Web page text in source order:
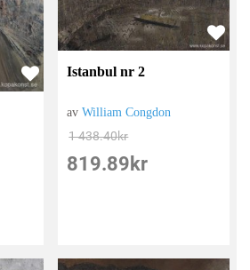
Istanbul nr 2
avWilliam Congdon
1 438.40kr
819.89 kr